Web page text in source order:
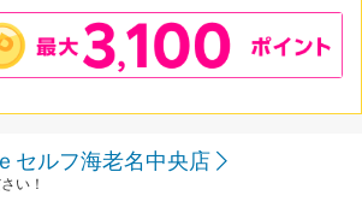
セルフ海老名中央店
い！